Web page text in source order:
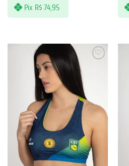
Pix R$74,95